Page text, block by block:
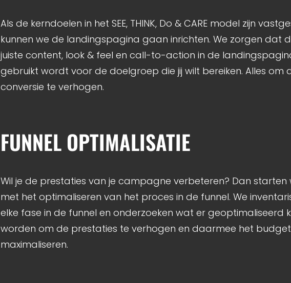
Als de kerndoelen in het SEE, THINK, Do & CARE model zijn
kunnen we de landingspagina gaan inrichten. We zorgen dat
juiste content, look & feel en call-to-action in de
gebruikt wordt voor de doelgroep die jij wilt bereiken. Alles om
conversie te verhogen.
FUNNEL OPTIMALISATIE
Wil je de prestaties van je campagne verbeteren? Dan starten
met het optimaliseren van het proces in de funnel. We
elke fase in de funnel en onderzoeken wat er geoptimaliseerd
worden om de prestaties te verhogen en daarmee het
maximaliseren.